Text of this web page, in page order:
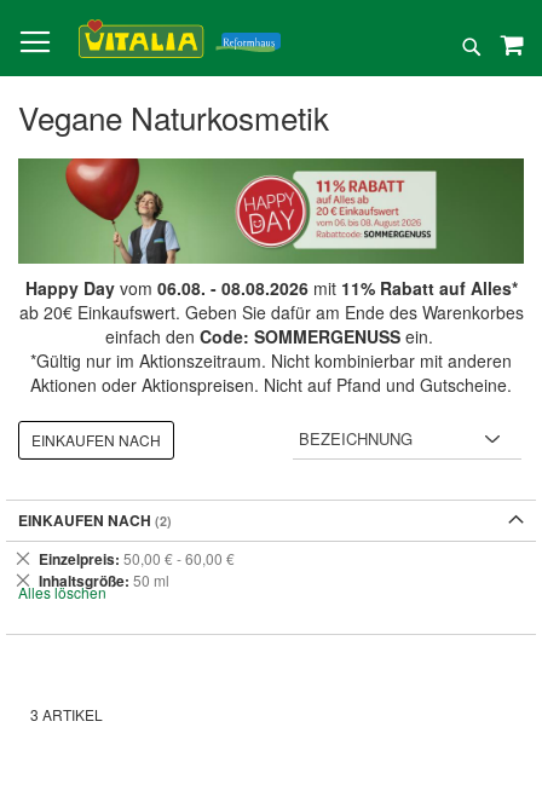
zum
Inhalt
Suche
Vegane Naturkosmetik
Happy Dayvom 06.08. - 08.08.2026mit 11% Rabatt auf Alles*
ab 20€ Einkaufswert. Geben Sie dafür am Ende des Warenkorbes
einfach den Code: SOMMERGENUSSein.
*Gültig nur im Aktionszeitraum. Nicht kombinierbar mit anderen
Aktionen oder Aktionspreisen. Nicht auf Pfand und Gutscheine.
3 ARTIKEL
EINKAUFEN NACH
EINKAUFEN NACH
Einzelpreis 50,00 € - 60,00 €
Dies
entfernen
Inhaltsgröße 50 ml
Dies
entfernen
Alles löschen